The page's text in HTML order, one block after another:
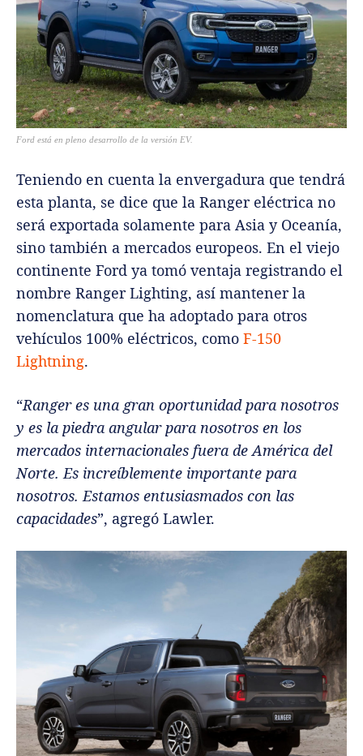
Ford está en pleno desarrollo de la versión EV.
Teniendo en cuenta la envergadura que tendrá
esta planta, se dice que la Ranger eléctrica no
será exportada solamente para Asia y Oceanía,
sino también a mercados europeos. En el viejo
continente Ford ya tomó ventaja registrando el
nombre Ranger Lighting, así mantener la
nomenclatura que ha adoptado para otros
vehículos 100% eléctricos, como F-150
Lightning.
“Ranger es una gran oportunidad para nosotros
y es la piedra angular para nosotros en los
mercados internacionales fuera de América del
Norte. Es increíblemente importante para
nosotros. Estamos entusiasmados con las
capacidades”, agregó Lawler.